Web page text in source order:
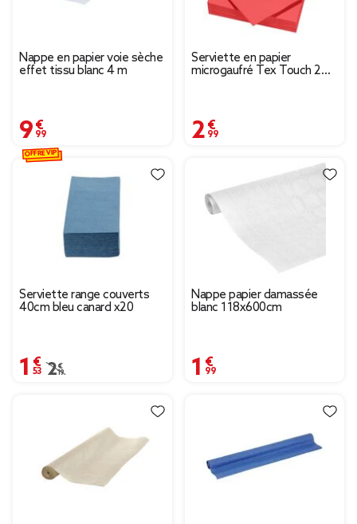
Nappe en papier voie sèche
effet tissu blanc 4 m
9,99 €
Serviette en papier
microgaufré Tex Touch 2
2,99 €
Serviette range couverts
40cm bleu canard x20
1,53 €
Prix remisé de 2,19 € à 1,53 €
2,19 €
OFFRE VIP
Nappe papier damassée
blanc 118x600cm
1,99 €